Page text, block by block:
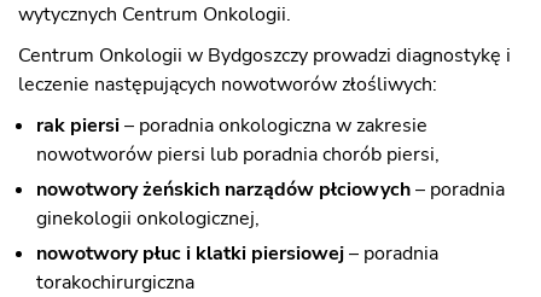
wytycznych Centrum Onkologii.
Centrum Onkologii w Bydgoszczy prowadzi diagnostykę i
leczenie następujących nowotworów złośliwych:
rak piersi– poradnia onkologiczna w zakresie
nowotworów piersi lub poradnia chorób piersi,
nowotwory żeńskich narządów płciowych– poradnia
ginekologii onkologicznej,
nowotwory płuc i klatki piersiowej– poradnia
torakochirurgiczna